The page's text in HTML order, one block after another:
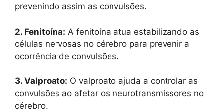
prevenindo assim as convulsões.
2. Fenitoína: A fenitoína atua estabilizando as
células nervosas no cérebro para prevenir a
ocorrência de convulsões.
3. Valproato: O valproato ajuda a controlar as
convulsões ao afetar os neurotransmissores no
cérebro.